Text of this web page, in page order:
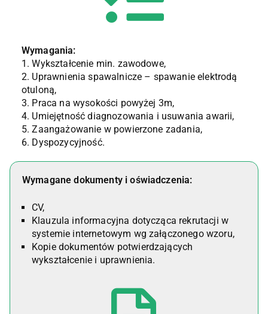
Wymagania:
1. Wykształcenie min. zawodowe,
2. Uprawnienia spawalnicze – spawanie elektrodą
otuloną,
3. Praca na wysokości powyżej 3m,
4. Umiejętność diagnozowania i usuwania awarii,
5. Zaangażowanie w powierzone zadania,
6. Dyspozycyjność.
Wymagane dokumenty i oświadczenia:
CV,
Klauzula informacyjna dotycząca rekrutacji w
systemie internetowym wg załączonego wzoru,
Kopie dokumentów potwierdzających
wykształcenie i uprawnienia.